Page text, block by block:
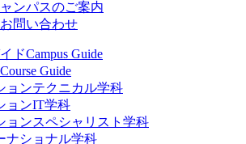
ドCampus Guide
Course Guide
ョンテクニカル学科
ョンIT学科
ョンスペシャリスト学科
ナショナル学科